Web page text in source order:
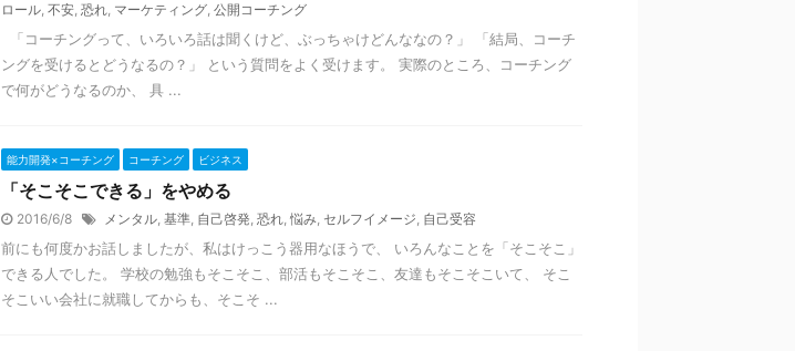
ロール, 不安, 恐れ, マーケティング, 公開コーチング
「コーチングって、いろいろ話は聞くけど、ぶっちゃけどんななの？」 「結局、コーチ
ングを受けるとどうなるの？」 という質問をよく受けます。 実際のところ、コーチング
で何がどうなるのか、 具 ...
能力開発×コーチング コーチング ビジネス
「そこそこできる」をやめる
2016/6/8 メンタル, 基準, 自己啓発, 恐れ, 悩み, セルフイメージ, 自己受容
前にも何度かお話しましたが、私はけっこう器用なほうで、 いろんなことを「そこそこ」
できる人でした。 学校の勉強もそこそこ、部活もそこそこ、友達もそこそこいて、 そこ
そこいい会社に就職してからも、そこそ ...